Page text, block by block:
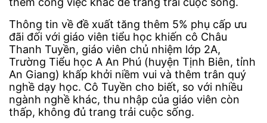
Thông tin về đề xuất tăng thêm 5% phụ cấp ưu
đãi đối với giáo viên tiểu học khiến cô Châu
Thanh Tuyền, giáo viên chủ nhiệm lớp 2A,
Trường Tiểu học A An Phú (huyện Tịnh Biên, tỉnh
An Giang) khấp khởi niềm vui và thêm trân quý
nghề dạy học. Cô Tuyền cho biết, so với nhiều
ngành nghề khác, thu nhập của giáo viên còn
thấp, không đủ trang trải cuộc sống.